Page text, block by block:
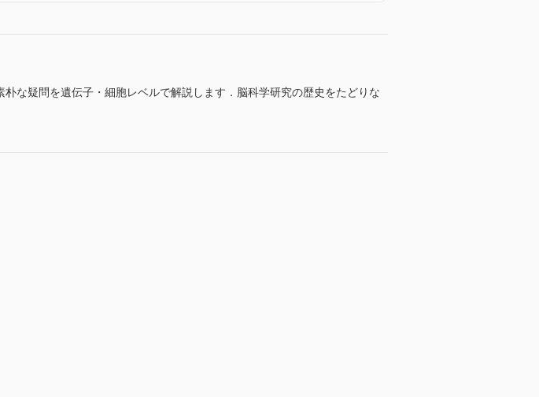
な疑問を遺伝子・細胞レベルで解説します．脳科学研究の歴史をたどりな